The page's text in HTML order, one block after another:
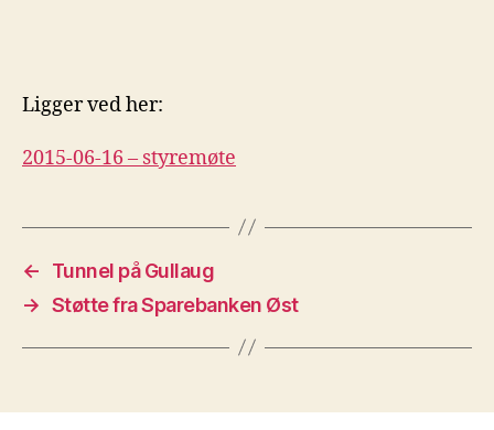
Ligger ved her:
2015-06-16 – styremøte
←
Tunnel på Gullaug
→ Støtte fra Sparebanken Øst